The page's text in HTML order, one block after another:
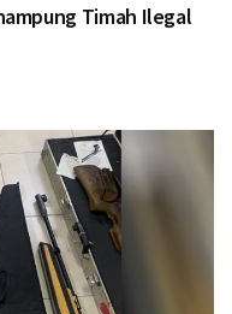
Timah Ilegal